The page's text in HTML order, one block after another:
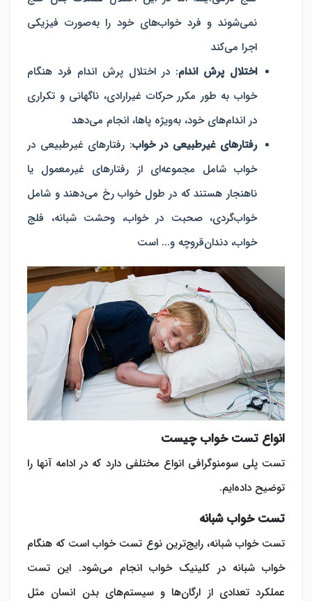
نمی‌شوند و فرد خواب‌های خود را به‌صورت فیزیکی
اجرا می‌کند
اختلال پرش اندام: در اختلال پرش اندام فرد هنگام
خواب به طور مکرر حرکات غیرارادی، ناگهانی و تکراری
در اندام‌های خود، به‌ویژه پاها، انجام می‌دهد
رفتارهای غیرطبیعی در خواب: رفتارهای غیرطبیعی در
خواب شامل مجموعه‌ای از رفتارهای غیرمعمول یا
ناهنجار هستند که در طول خواب رخ می‌دهند و شامل
خواب‌گردی، صحبت در خواب، وحشت شبانه، فلج
خواب، دندان‌قروچه و... است
انواع تست خواب چیست
تست پلی سومنوگرافی انواع مختلفی دارد که در ادامه آنها را
توضیح داده‌ایم.
تست خواب شبانه
تست خواب شبانه، رایج‌ترین نوع تست خواب است که هنگام
خواب شبانه در کلینیک خواب انجام می‌شود. این تست
عملکرد تعدادی از ارگان‌ها و سیستم‌های بدن انسان مثل